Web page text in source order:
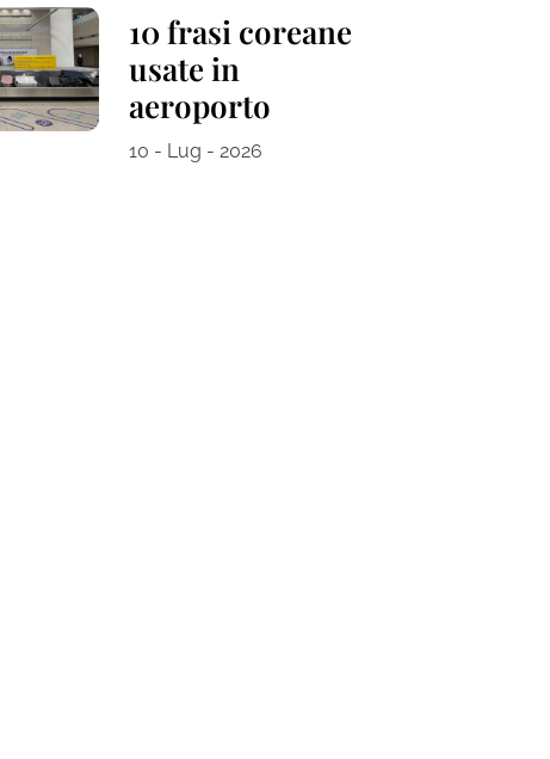
10 frasi coreane
usate in
aeroporto
10 - Lug - 2026